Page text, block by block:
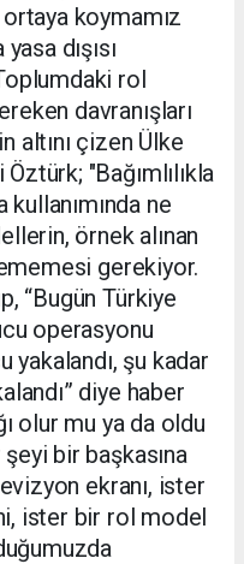
koymamız
dışısı
rol
davranışları
altını çizen Ülke
"Bağımlılıkla
ne
örnek alınan
gerekiyor.
“Bugün Türkiye
operasyonu
yakalandı, şu kadar
diye haber
olur mu ya da oldu
bir başkasına
ekranı, ister
ister bir rol model